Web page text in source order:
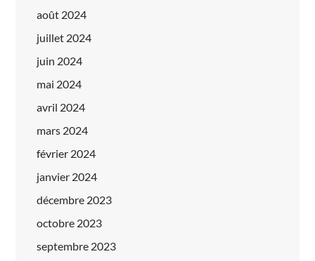
août 2024
juillet 2024
juin 2024
mai 2024
avril 2024
mars 2024
février 2024
janvier 2024
décembre 2023
octobre 2023
septembre 2023